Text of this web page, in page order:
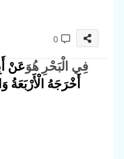
0
عَنْفِي الْبَحْرِ هُوَ
أَخْرَجَهُ